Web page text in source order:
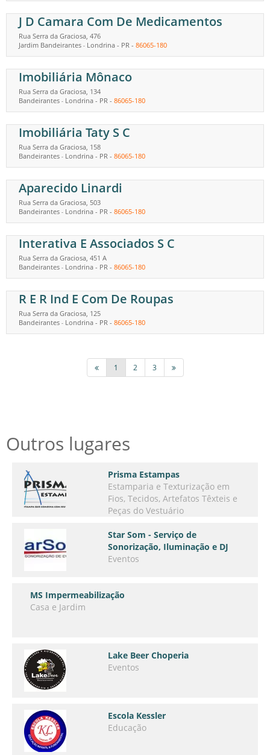
J D Camara Com De Medicamentos
Rua Serra da Graciosa, 476
Jardim Bandeirantes - Londrina - PR - 86065-180
Imobiliária Mônaco
Rua Serra da Graciosa, 134
Bandeirantes - Londrina - PR - 86065-180
Imobiliária Taty S C
Rua Serra da Graciosa, 158
Bandeirantes - Londrina - PR - 86065-180
Aparecido Linardi
Rua Serra da Graciosa, 503
Bandeirantes - Londrina - PR - 86065-180
Interativa E Associados S C
Rua Serra da Graciosa, 451 A
Bandeirantes - Londrina - PR - 86065-180
R E R Ind E Com De Roupas
Rua Serra da Graciosa, 125
Bandeirantes - Londrina - PR - 86065-180
1 2 3
Outros lugares
Prisma Estampas
Estamparia e Texturização em
Fios, Tecidos, Artefatos Têxteis e
Peças do Vestuário
Star Som - Serviço de
Sonorização, Iluminação e DJ
Eventos
MS Impermeabilização
Casa e Jardim
Lake Beer Choperia
Eventos
Escola Kessler
Educação